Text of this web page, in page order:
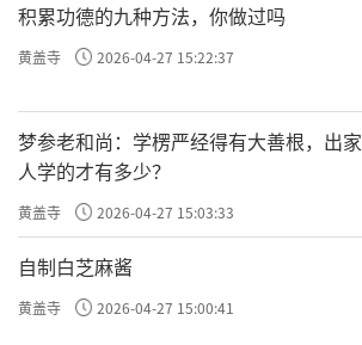
积累功德的九种方法，你做过吗
黄盖寺 2026-04-27 15:22:37
梦参老和尚：学楞严经得有大善根，出家
人学的才有多少？
黄盖寺 2026-04-27 15:03:33
自制白芝麻酱
黄盖寺 2026-04-27 15:00:41